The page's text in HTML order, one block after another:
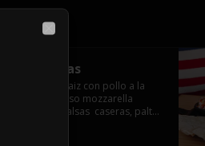
Quesadillas
Tortillas de maiz con pollo a la
plancha y queso mozzarella
servido con salsas  caseras, palta